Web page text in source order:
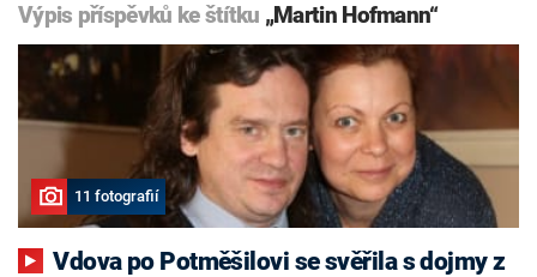
Výpis příspěvků ke štítku „Martin Hofmann“
11 fotografií
Vdova po Potměšilovi se svěřila s dojmy z